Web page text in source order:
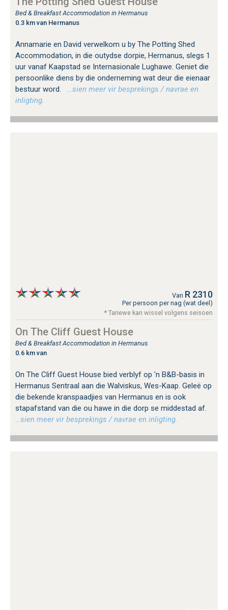
Bed & Breakfast Accommodation in Hermanus
0.3 km van Hermanus
Annamarie en David verwelkom u by The Potting Shed
Accommodation, in die outydse dorpie, Hermanus, slegs 1
uur vanaf Kaapstad se Internasionale Lughawe. Geniet die
persoonlike diens by die onderneming wat deur die eienaar
bestuur word.
…sien meer vir besprekings / navrae en
inligting.
Van R 2310
Per persoon per nag (wat deel)
* Tariewe kan wissel volgens seisoen
On The Cliff Guest House
Bed & Breakfast Accommodation in Hermanus
0.6 km van
On The Cliff Guest House bied verblyf op 'n B&B-basis in
Hermanus Sentraal aan die Walviskus, Wes-Kaap. Geleë op
die bekende kranspaadjies van Hermanus en is ook
stapafstand van die ou hawe in die dorp se middestad af.
…sien meer vir besprekings / navrae en inligting.